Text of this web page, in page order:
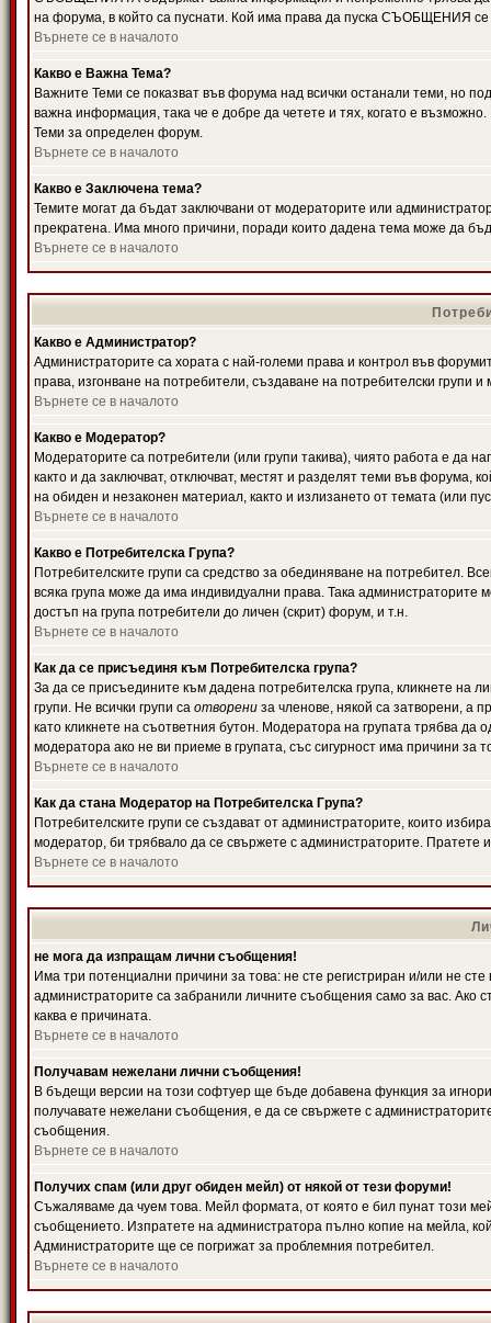
на форума, в който са пуснати. Кой има права да пуска СЪОБЩЕНИЯ се
Върнете се в началото
Какво е Важна Тема?
Важните Теми се показват във форума над всички останали теми,
важна информация, така че е добре да четете и тях, когато е
Теми за определен форум.
Върнете се в началото
Какво е Заключена тема?
Темите могат да бъдат заключвани от модераторите или
прекратена. Има много причини, поради които дадена тема може да
Върнете се в началото
Какво е Администратор?
Администраторите са хората с най-големи права и контрол във
права, изгонване на потребители, създаване на потребителски групи
Върнете се в началото
Какво е Модератор?
Модераторите са потребители (или групи такива), чиято работа е да
както и да заключват, отключват, местят и разделят теми във форума,
на обиден и незаконен материал, както и излизането от темата (или
Върнете се в началото
Какво е Потребителска Група?
Потребителските групи са средство за обединяване на потребител.
всяка група може да има индивидуални права. Така
достъп на група потребители до личен (скрит) форум, и т.н.
Върнете се в началото
Как да се присъединя към Потребителска група?
За да се присъедините към дадена потребителска група, кликнете на
групи. Не всички групи са отворени за членове, някой са затворени, а
като кликнете на съответния бутон. Модератора на групата трябва
модератора ако не ви приеме в групата, със сигурност има причини за
Върнете се в началото
Как да стана Модератор на Потребителска Група?
Потребителските групи се създават от администраторите, които
модератор, би трябвало да се свържете с администраторите.
Върнете се в началото
не мога да изпращам лични съобщения!
Има три потенциални причини за това: не сте регистриран и/или не
администраторите са забранили личните съобщения само за вас. Ако
каква е причината.
Върнете се в началото
Получавам нежелани лични съобщения!
В бъдещи версии на този софтуер ще бъде добавена функция за
получавате нежелани съобщения, е да се свържете с
съобщения.
Върнете се в началото
Получих спам (или друг обиден мейл) от някой от тези форуми!
Съжаляваме да чуем това. Мейл формата, от която е бил пунат този
съобщението. Изпратете на администратора пълно копие на мейла,
Администраторите ще се погрижат за проблемния потребител.
Върнете се в началото